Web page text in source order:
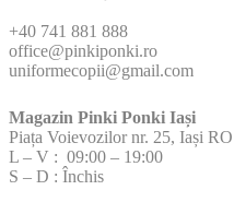
+40 741 881 888
office@pinkiponki.ro
uniformecopii@gmail.com
Magazin Pinki Ponki Iași
Piața Voievozilor nr. 25, Iași RO
L – V : 09:00 – 19:00
S – D : Închis